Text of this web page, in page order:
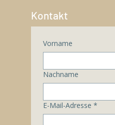
Kontakt
Vorname
Nachname
E-Mail-Adresse *